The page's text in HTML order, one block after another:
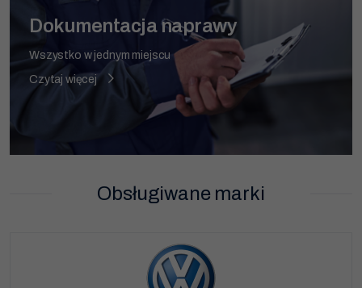
Dokumentacja naprawy
Wszystko w jednym miejscu
Czytaj więcej
Obsługiwane marki